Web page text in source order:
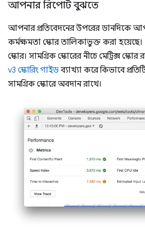
আপনার রিপোর্ট বুঝতে
আপনার প্রতিবেদনের উপরের ডানদিকে
কর্মক্ষমতা স্কোর তালিকাভুক্ত করা
স্কোর। সামগ্রিক স্কোরের নীচে মেট্রিক্স স্কোর
v3 স্কোরিং গাইডব্যাখ্যা করে কিভাবে
সামগ্রিক স্কোরে অবদান রাখে।